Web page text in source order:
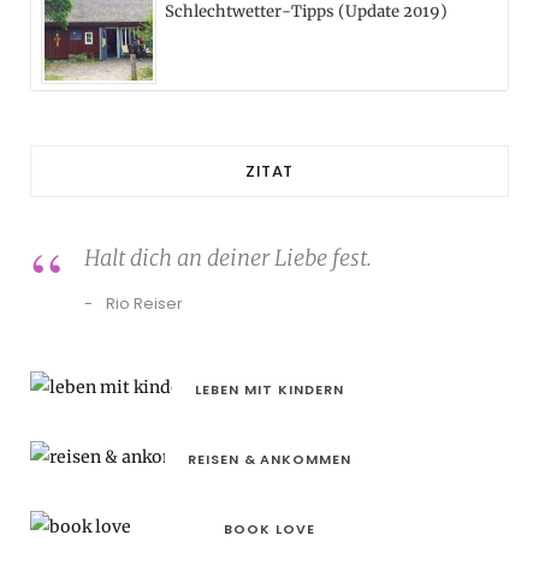
Schlechtwetter-Tipps (Update 2019)
ZITAT
Halt dich an deiner Liebe fest.
Rio Reiser
LEBEN MIT KINDERN
REISEN & ANKOMMEN
BOOK LOVE